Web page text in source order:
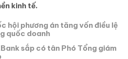
kinh tế.
hội phương án tăng vốn điều lệ
quốc doanh
sắp có tân Phó Tổng giám